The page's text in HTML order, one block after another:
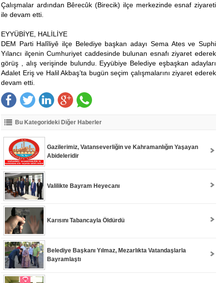
Çalışmalar ardından Bêrecûk (Birecik) ilçe merkezinde esnaf ziyareti
ile devam etti.
EYYÜBİYE, HALİLİYE
DEM Parti Halîliyê ilçe Belediye başkan adayı Sema Ates ve Suphi
Yılancı ilçenin Cumhuriyet caddesinde bulunan esnafı ziyaret ederek
görüş , alış verişinde bulundu. Eyyübiye Belediye eşbaşkan adayları
Adalet Eriş ve Halil Akbaş’ta bugün seçim çalışmalarını ziyaret ederek
devam etti.
Bu Kategorideki Diğer Haberler
Gazilerimiz, Vatanseverliğin ve Kahramanlığın Yaşayan
Abideleridir
Valilikte Bayram Heyecanı
Karısını Tabancayla Öldürdü
Belediye Başkanı Yılmaz, Mezarlıkta Vatandaşlarla
Bayramlaştı